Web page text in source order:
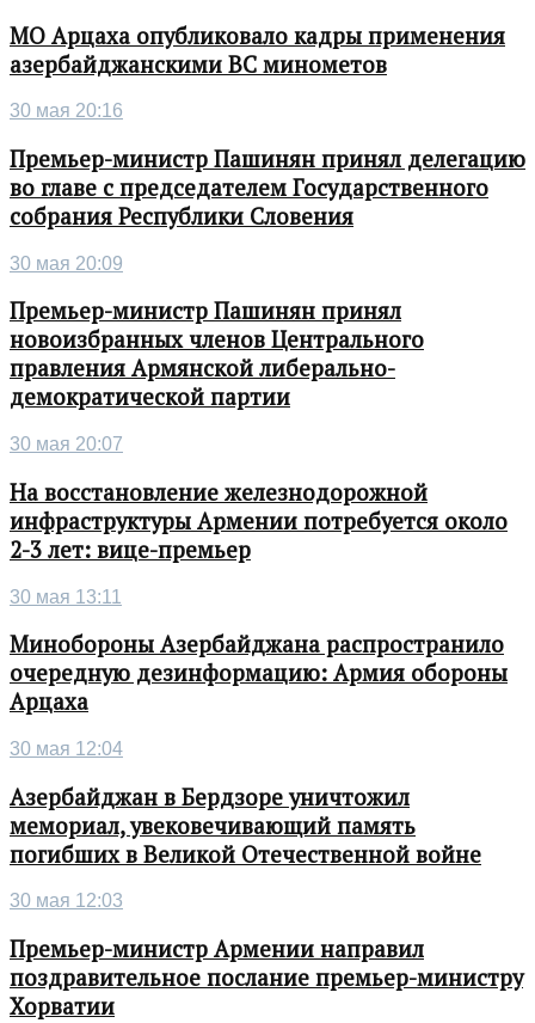
МО Арцаха опубликовало кадры применения
азербайджанскими ВС минометов
30 мая 20:16
Премьер-министр Пашинян принял делегацию
во главе с председателем Государственного
собрания Республики Словения
30 мая 20:09
Премьер-министр Пашинян принял
новоизбранных членов Центрального
правления Армянской либерально-
демократической партии
30 мая 20:07
На восстановление железнодорожной
инфраструктуры Армении потребуется около
2-3 лет: вице-премьер
30 мая 13:11
Минобороны Азербайджана распространило
очередную дезинформацию: Армия обороны
Арцаха
30 мая 12:04
Азербайджан в Бердзоре уничтожил
мемориал, увековечивающий память
погибших в Великой Отечественной войне
30 мая 12:03
Премьер-министр Армении направил
поздравительное послание премьер-министру
Хорватии